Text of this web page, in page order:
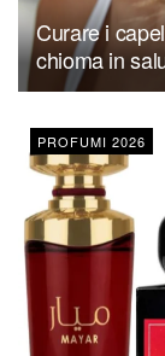
Curare i
chioma in
PROFUMI 2026